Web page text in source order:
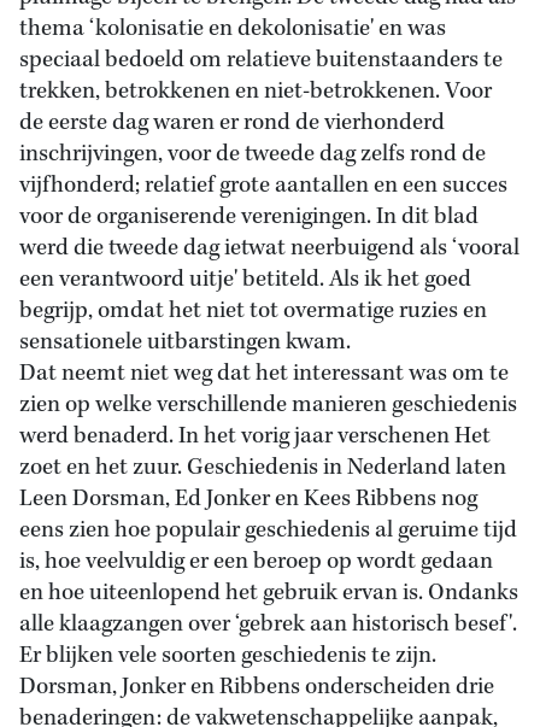
thema ‘kolonisatie en dekolonisatie' en was
speciaal bedoeld om relatieve buitenstaanders te
trekken, betrokkenen en niet-betrokkenen. Voor
de eerste dag waren er rond de vierhonderd
inschrijvingen, voor de tweede dag zelfs rond de
vijfhonderd; relatief grote aantallen en een succes
voor de organiserende verenigingen. In dit blad
werd die tweede dag ietwat neerbuigend als ‘vooral
een verantwoord uitje' betiteld. Als ik het goed
begrijp, omdat het niet tot overmatige ruzies en
sensationele uitbarstingen kwam.
Dat neemt niet weg dat het interessant was om te
zien op welke verschillende manieren geschiedenis
werd benaderd. In het vorig jaar verschenen Het
zoet en het zuur. Geschiedenis in Nederland laten
Leen Dorsman, Ed Jonker en Kees Ribbens nog
eens zien hoe populair geschiedenis al geruime tijd
is, hoe veelvuldig er een beroep op wordt gedaan
en hoe uiteenlopend het gebruik ervan is. Ondanks
alle klaagzangen over ‘gebrek aan historisch besef'.
Er blijken vele soorten geschiedenis te zijn.
Dorsman, Jonker en Ribbens onderscheiden drie
benaderingen: de vakwetenschappelijke aanpak,